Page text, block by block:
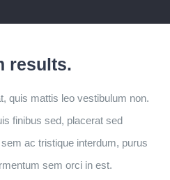
results.
quis mattis leo vestibulum non.
finibus sed, placerat sed
ac tristique interdum, purus
sem orci in est.